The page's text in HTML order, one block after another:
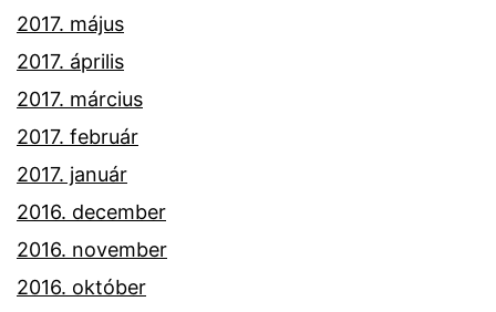
2017. május
2017. április
2017. március
2017. február
2017. január
2016. december
2016. november
2016. október